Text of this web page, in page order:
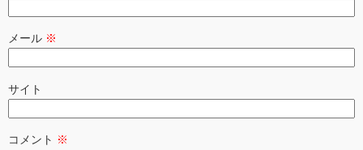
メール ※
サイト
コメント ※